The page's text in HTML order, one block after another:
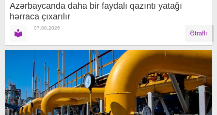
Azərbaycanda daha bir faydalı qazıntı yatağı
hərraca çıxarılır
07.08.2026
Ətraflı